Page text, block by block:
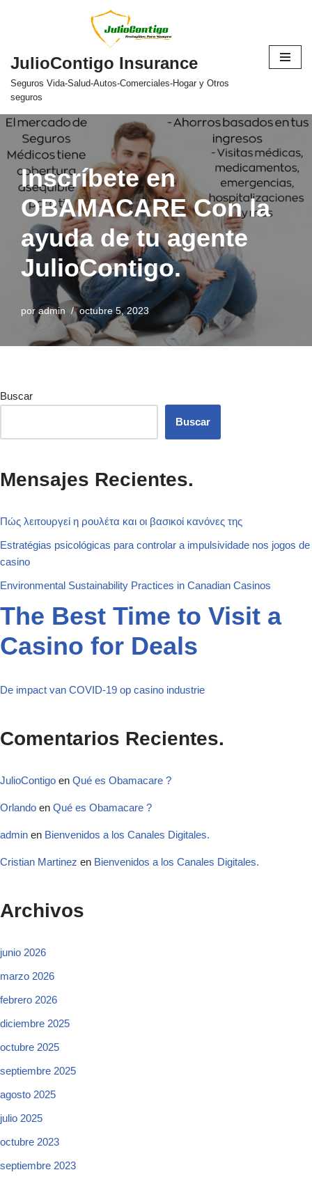
contenido
JulioContigo Insurance
Seguros Vida-Salud-Autos-Comerciales-Hogar y Otros
seguros
Inscríbete en
OBAMACARE Con la
ayuda de tu agente
JulioContigo.
poradmin octubre 5, 2023
Buscar
Buscar
Mensajes Recientes.
Πώς λειτουργεί η ρουλέτα και οι βασικοί κανόνες της
Estratégias psicológicas para controlar a impulsividade nos jogos de
casino
Environmental Sustainability Practices in Canadian Casinos
The Best Time to Visit a
Casino for Deals
De impact van COVID-19 op casino industrie
Comentarios Recientes.
JulioContigo en Qué es Obamacare ?
Orlando en Qué es Obamacare ?
admin en Bienvenidos a los Canales Digitales.
Cristian Martinez en Bienvenidos a los Canales Digitales.
Archivos
junio 2026
marzo 2026
febrero 2026
diciembre 2025
octubre 2025
septiembre 2025
agosto 2025
julio 2025
octubre 2023
septiembre 2023